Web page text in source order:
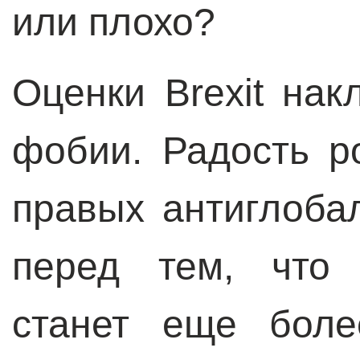
или плохо?
Оценки Brexit
фобии. Радость
правых
перед тем, что
станет еще